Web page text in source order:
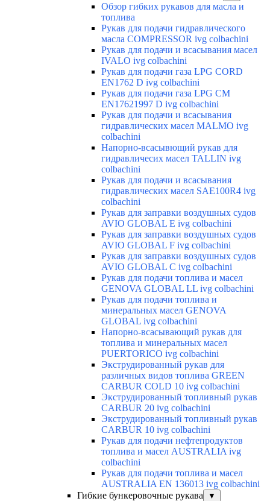
Обзор гибких рукавов для масла и
топлива
Рукав для подачи гидравлического
масла COMPRESSOR ivg colbachini
Рукав для подачи и всасывания масел
IVALO ivg colbachini
Рукав для подачи газа LPG CORD
EN1762 D ivg colbachini
Рукав для подачи газа LPG CM
EN17621997 D ivg colbachini
Рукав для подачи и всасывания
гидравлических масел MALMO ivg
colbachini
Напорно-всасывющий рукав для
гидравличесих масел TALLIN ivg
colbachini
Рукав для подачи и всасывания
гидравлических масел SAE100R4 ivg
colbachini
Рукав для заправки воздушных судов
AVIO GLOBAL E ivg colbachini
Рукав для заправки воздушных судов
AVIO GLOBAL F ivg colbachini
Рукав для заправки воздушных судов
AVIO GLOBAL C ivg colbachini
Рукав для подачи топлива и масел
GENOVA GLOBAL LL ivg colbachini
Рукав для подачи топлива и
минеральных масел GENOVA
GLOBAL ivg colbachini
Напорно-всасывающий рукав для
топлива и минеральных масел
PUERTORICO ivg colbachini
Экструдированный рукав для
различных видов топлива GREEN
CARBUR COLD 10 ivg colbachini
Экструдированный топливный рукав
CARBUR 20 ivg colbachini
Экструдированный топливный рукав
CARBUR 10 ivg colbachini
Рукав для подачи нефтепродуктов
топлива и масел AUSTRALIA ivg
colbachini
Рукав для подачи топлива и масел
AUSTRALIA EN 136013 ivg colbachini
Гибкие бункеровочные рукава
▼